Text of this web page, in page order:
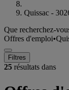
Quissac -
Que recherchez-
Offres d'emploi•
Filtres
25 résultats dans